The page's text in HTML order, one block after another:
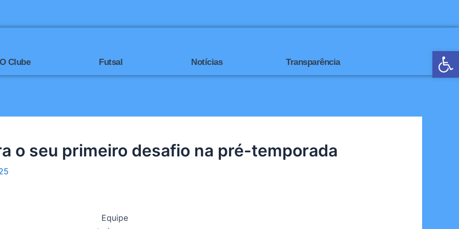
O Clube Futsal Notícias Transparência
o seu primeiro desafio na pré-temporada
Equipe